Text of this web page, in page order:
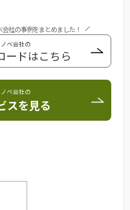
社の事例をまとめました！
ベ会社の
ードはこちら
ベ会社の
スを見る